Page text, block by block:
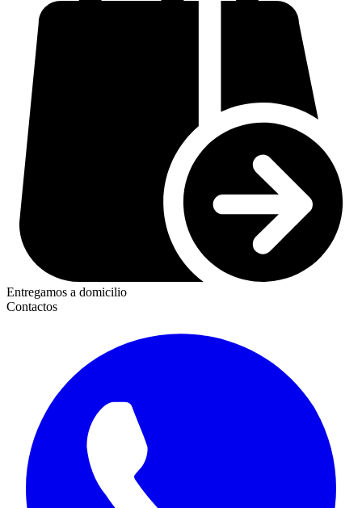
Entregamos a domicilio
Contactos